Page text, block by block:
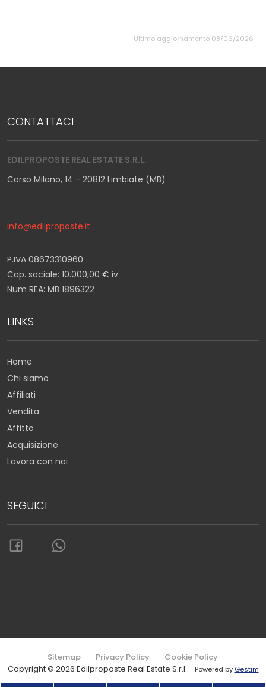
Ultimo aggiornamento 08/06/2026
CONTATTACI
EDILPROPOSTE REAL ESTATE S.R.L.
Corso Milano, 14 - 20812 Limbiate (MB)
info@edilproposte.it
P.IVA 08673310960
Cap. sociale: 10.000,00 € iv
Num REA: MB 1896322
LINKS
Home
Chi siamo
Affiliati
Vendita
Affitto
Acquisizione
Lavora con noi
SEGUICI
Sitemap Privacy Policy
Cookie Policy
Copyright © 2026 Edilproposte Real Estate S.r.l. - Powered by Gestim